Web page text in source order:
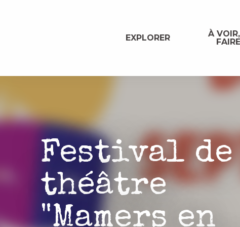
EXPLORER
À
FAIRE
Festival de
théâtre
"Mamers en